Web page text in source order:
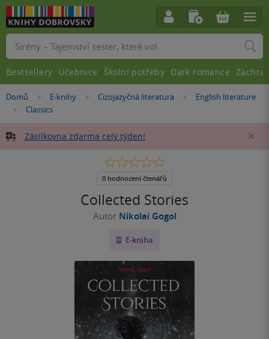
Nacházíte
Domů »E-knihy »
Cizojazyčná literatura »
English literature
»
Classics
Zásilkovna zdarma celý týden!
Collected Stories
Autor Nikolai Gogol
E-kniha
0.0
5
0 hodnocení čtenářů
Vyhledávání
Bestsellery Učebnice Školní potřeby Dark romance